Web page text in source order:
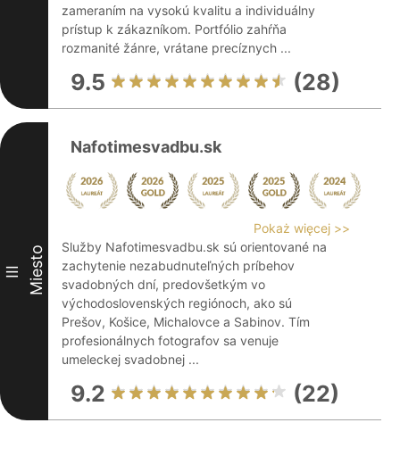
zameraním na vysokú kvalitu a individuálny
prístup k zákazníkom. Portfólio zahŕňa
rozmanité žánre, vrátane precíznych ...
9.5 (28)
III Miesto
Nafotimesvadbu.sk
Pokaż więcej >>
Služby Nafotimesvadbu.sk sú orientované na
zachytenie nezabudnuteľných príbehov
svadobných dní, predovšetkým vo
východoslovenských regiónoch, ako sú
Prešov, Košice, Michalovce a Sabinov. Tím
profesionálnych fotografov sa venuje
umeleckej svadobnej ...
9.2 (22)